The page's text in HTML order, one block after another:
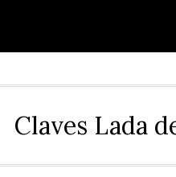
Claves Lada